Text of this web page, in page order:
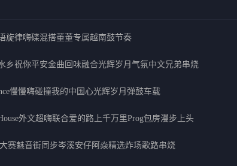
旋律嗨碟混搭董董专属越南鼓节奏
乡祝你平安金曲回味融合光辉岁月气氛中文兄弟串烧
慢慢嗨碰撞我的中国心光辉岁月弹鼓车载
外文超嗨联合爱的路上千万里Prog包房漫步上头
赛魅音街同步岑溪安仔阿焱精选炸场歌路串烧